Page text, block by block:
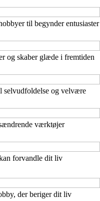
til begynder entusiaster
og skaber glæde i fremtiden
selvudfoldelse og velvære
værktøjer
forvandle dit liv
der beriger dit liv